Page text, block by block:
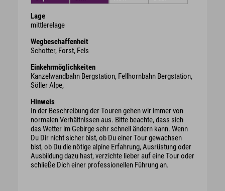
Lage
mittlerelage
Wegbeschaffenheit
Schotter, Forst, Fels
Einkehrmöglichkeiten
Kanzelwandbahn Bergstation, Fellhornbahn Bergstation,
Söller Alpe,
Hinweis
In der Beschreibung der Touren gehen wir immer von
normalen Verhältnissen aus. Bitte beachte, dass sich
das Wetter im Gebirge sehr schnell ändern kann. Wenn
Du Dir nicht sicher bist, ob Du einer Tour gewachsen
bist, ob Du die nötige alpine Erfahrung, Ausrüstung oder
Ausbildung dazu hast, verzichte lieber auf eine Tour oder
schließe Dich einer professionellen Führung an.